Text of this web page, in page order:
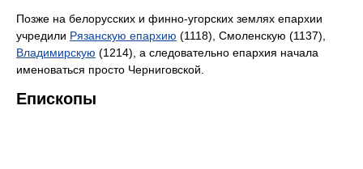
Позже на белорусских и финно-угорских землях епархии
учредили Рязанскую епархию (1118), Смоленскую (1137),
Владимирскую (1214), а следовательно епархия начала
именоваться просто Черниговской.
Епископы